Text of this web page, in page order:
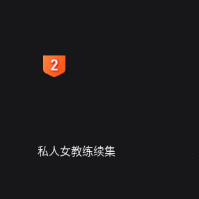
私人女教练续集